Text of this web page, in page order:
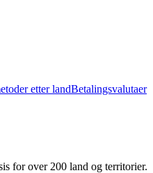
etter landBetalingsvalutaer
for over 200 land og territorier.